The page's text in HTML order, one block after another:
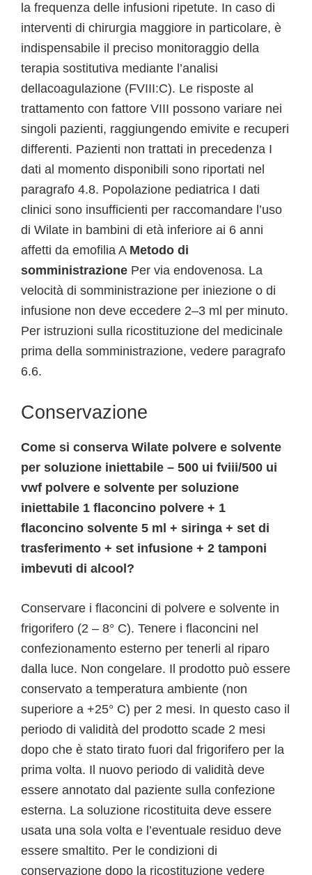
la frequenza delle infusioni ripetute. In caso di
interventi di chirurgia maggiore in particolare, è
indispensabile il preciso monitoraggio della
terapia sostitutiva mediante l’analisi
dellacoagulazione (FVIII:C). Le risposte al
trattamento con fattore VIII possono variare nei
singoli pazienti, raggiungendo emivite e recuperi
differenti. Pazienti non trattati in precedenza I
dati al momento disponibili sono riportati nel
paragrafo 4.8. Popolazione pediatrica I dati
clinici sono insufficienti per raccomandare l’uso
di Wilate in bambini di età inferiore ai 6 anni
affetti da emofilia A Metodo di
somministrazione Per via endovenosa. La
velocità di somministrazione per iniezione o di
infusione non deve eccedere 2–3 ml per minuto.
Per istruzioni sulla ricostituzione del medicinale
prima della somministrazione, vedere paragrafo
6.6.
Conservazione
Come si conserva Wilate polvere e solvente
per soluzione iniettabile – 500 ui fviii/500 ui
vwf polvere e solvente per soluzione
iniettabile 1 flaconcino polvere + 1
flaconcino solvente 5 ml + siringa + set di
trasferimento + set infusione + 2 tamponi
imbevuti di alcool?
Conservare i flaconcini di polvere e solvente in
frigorifero (2 – 8° C). Tenere i flaconcini nel
confezionamento esterno per tenerli al riparo
dalla luce. Non congelare. Il prodotto può essere
conservato a temperatura ambiente (non
superiore a +25° C) per 2 mesi. In questo caso il
periodo di validità del prodotto scade 2 mesi
dopo che è stato tirato fuori dal frigorifero per la
prima volta. Il nuovo periodo di validità deve
essere annotato dal paziente sulla confezione
esterna. La soluzione ricostituita deve essere
usata una sola volta e l’eventuale residuo deve
essere smaltito. Per le condizioni di
conservazione dopo la ricostituzione vedere